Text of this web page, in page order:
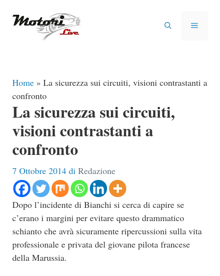
MENU
Home » La sicurezza sui circuiti, visioni contrastanti a
confronto
La sicurezza sui circuiti,
visioni contrastanti a
confronto
7 Ottobre 2014 di Redazione
Dopo l’incidente di Bianchi si cerca di capire se
c’erano i margini per evitare questo drammatico
schianto che avrà sicuramente ripercussioni sulla vita
professionale e privata del giovane pilota francese
della Marussia.